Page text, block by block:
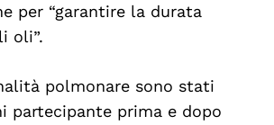
per “garantire la durata
oli”.
polmonare sono stati
partecipante prima e dopo